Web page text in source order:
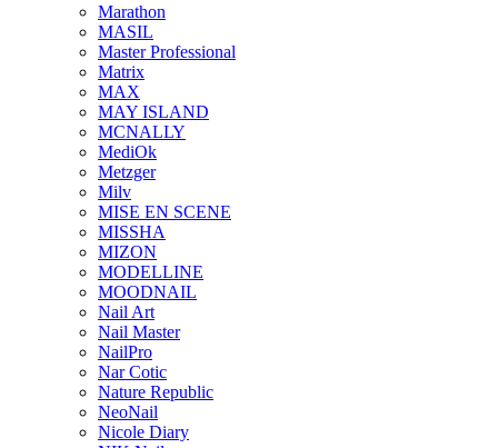
Marathon
MASIL
Master Professional
Matrix
MAX
MAY ISLAND
MCNALLY
MediOk
Metzger
Milv
MISE EN SCENE
MISSHA
MIZON
MODELLINE
MOODNAIL
Nail Art
Nail Master
NailPro
Nar Cotic
Nature Republic
NeoNail
Nicole Diary